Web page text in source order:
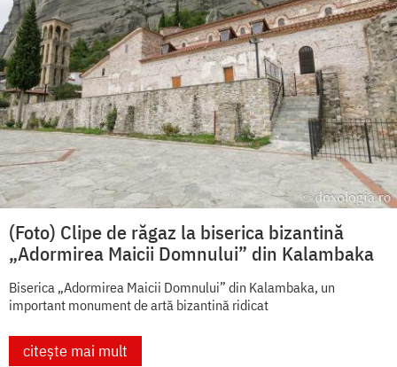
(Foto) Clipe de răgaz la biserica bizantină
„Adormirea Maicii Domnului” din Kalambaka
Biserica „Adormirea Maicii Domnului” din Kalambaka, un
important monument de artă bizantină ridicat
citește mai mult